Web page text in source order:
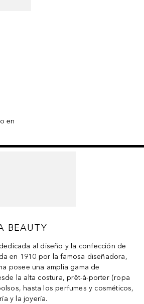
en
BEAUTY
al diseño y la confección de
en 1910 por la famosa diseñadora,
posee una amplia gama de
la alta costura, prêt-à-porter (ropa
hasta los perfumes y cosméticos,
y la joyería.